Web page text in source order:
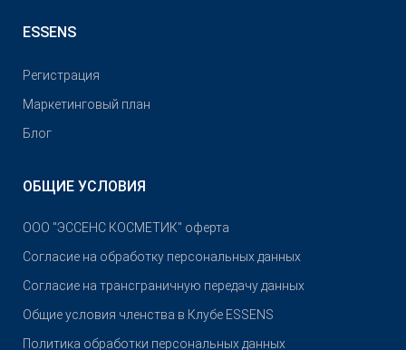
ESSENS
Pегистрация
Маркетинговый план
Блог
ОБЩИЕ УСЛОВИЯ
OOO "ЭССЕНС КОСМЕТИК" оферта
Согласие на обработку персональных данных
Согласие на трансграничную передачу данных
Общие условия членства в Клубе ESSENS
Политика обработки персональных данных